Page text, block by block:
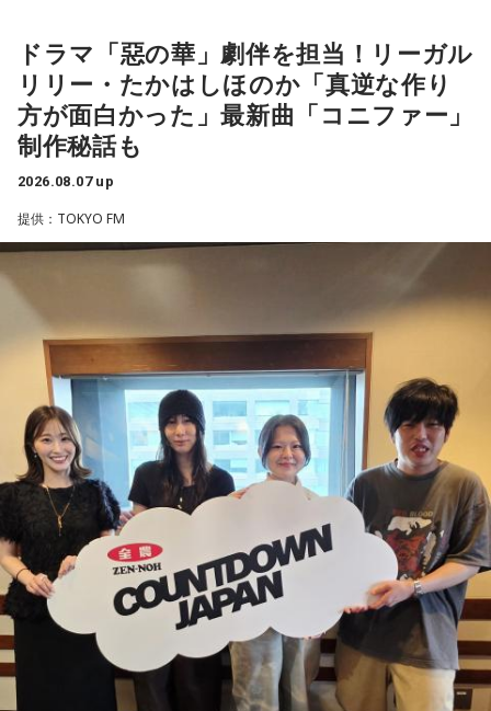
ー」を配信リリースしました。おめでとうございます。
ほのか・海：ありがとうございます。
潮：「コニファー」はテレビアニメ「これ描いて死ね」のエ
遠山：テレビアニメの楽曲を手がけるのは初めてじゃないよ
ね？
ほのか：はい。
遠山：この楽曲はどこから作り始めました？
ほのか：「これ描いて死ね」は、マンガを描くことを題材に
した作品なんですけど、まずは原作を読みました。それで、0
から1にするときに、心のなかで薪をくべて火種を燃やしてい
く。そして、風が吹いてめちゃめちゃ燃えていくみたいな。
そういったものを絶やさずに「自分だけでやっていくぞ！」
みたいな気持ちと、私がお家で音楽を作っているとき
の……“色”かな？ その色がすごく一致している部分があったの
で、今回はアニメのエンディングテーマとして曲を書かせて
もらったんですけど、結構パーソナルな部分が出た作品にな
りました。
遠山：自分自身の内面をすごく辿って探っている曲ですよ
パーソナリティの松尾桜
松尾：7月15日、16日におこなわれた「五期生LIVE」にお越
しいただいたファンの皆さん。そして、配信で見てくださっ
山下：お疲れさまー（拍手）！
松尾：ありがとうございます！ 五期生だけのライブが去年の
「新参者 二〇二五 LIVE at THEATER MILANO-Za」以来だっ
たんですけど、「五期生LIVE」が始まってから、知らないあ
いだに心の距離が縮まっていたというか。
山下：うわあ素敵！
松尾：「みんなでたくさん遊んだ！」というわけではないん
ですけど、全員との絆がすごく深まった気がして。ギュッと
し合ったり、一緒に食べ物を食べたり、常に笑い合っていた
り、すごく関係性が深まりました。
山下：いいな～。ステージ上でも、それがめっちゃ分かっ
た。
松尾：えー！ 本当ですか？
山下：すごく伝わった！
ドラマ「惡の華」劇伴を担当！リーガル
リリー・たかはしほのか「真逆な作り
方が面白かった」最新曲「コニファー」
制作秘話も
2026.08.07 up
提供：TOKYO FM